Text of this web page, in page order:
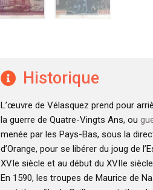
Historique
L’œuvre de Vélasquez prend pour
la guerre de Quatre-Vingts Ans, ou
menée par les Pays-Bas, sous la
d’Orange, pour se libérer du joug de
XVIe siècle et au début du XVIIe
En 1590, les troupes de Maurice de